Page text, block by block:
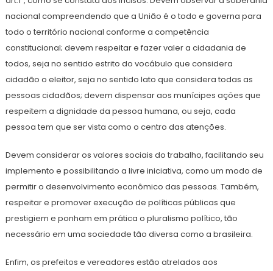
nacional compreendendo que a União é o todo e governa para
todo o território nacional conforme a competência
constitucional; devem respeitar e fazer valer a cidadania de
todos, seja no sentido estrito do vocábulo que considera
cidadão o eleitor, seja no sentido lato que considera todas as
pessoas cidadãos; devem dispensar aos munícipes ações que
respeitem a dignidade da pessoa humana, ou seja, cada
pessoa tem que ser vista como o centro das atenções.
Devem considerar os valores sociais do trabalho, facilitando seu
implemento e possibilitando a livre iniciativa, como um modo de
permitir o desenvolvimento econômico das pessoas. Também,
respeitar e promover execução de políticas públicas que
prestigiem e ponham em prática o pluralismo político, tão
necessário em uma sociedade tão diversa como a brasileira.
Enfim, os prefeitos e vereadores estão atrelados aos